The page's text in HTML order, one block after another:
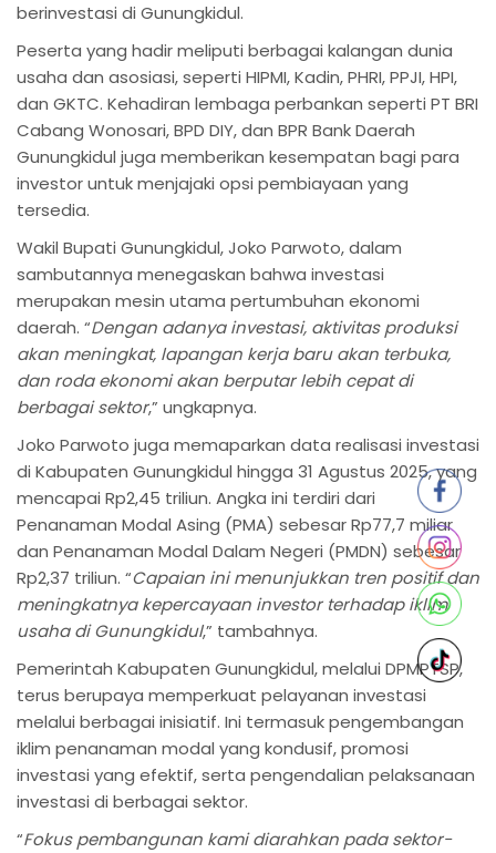
berinvestasi di Gunungkidul.
Peserta yang hadir meliputi berbagai kalangan dunia
usaha dan asosiasi, seperti HIPMI, Kadin, PHRI, PPJI, HPI,
dan GKTC. Kehadiran lembaga perbankan seperti PT BRI
Cabang Wonosari, BPD DIY, dan BPR Bank Daerah
Gunungkidul juga memberikan kesempatan bagi para
investor untuk menjajaki opsi pembiayaan yang
tersedia.
Wakil Bupati Gunungkidul, Joko Parwoto, dalam
sambutannya menegaskan bahwa investasi
merupakan mesin utama pertumbuhan ekonomi
daerah. “Dengan adanya investasi, aktivitas produksi
akan meningkat, lapangan kerja baru akan terbuka,
dan roda ekonomi akan berputar lebih cepat di
berbagai sektor,” ungkapnya.
Joko Parwoto juga memaparkan data realisasi investasi
di Kabupaten Gunungkidul hingga 31 Agustus 2025, yang
mencapai Rp2,45 triliun. Angka ini terdiri dari
Penanaman Modal Asing (PMA) sebesar Rp77,7 miliar
dan Penanaman Modal Dalam Negeri (PMDN) sebesar
Rp2,37 triliun. “Capaian ini menunjukkan tren positif dan
meningkatnya kepercayaan investor terhadap iklim
usaha di Gunungkidul,” tambahnya.
Pemerintah Kabupaten Gunungkidul, melalui DPMPTSP,
terus berupaya memperkuat pelayanan investasi
melalui berbagai inisiatif. Ini termasuk pengembangan
iklim penanaman modal yang kondusif, promosi
investasi yang efektif, serta pengendalian pelaksanaan
investasi di berbagai sektor.
“Fokus pembangunan kami diarahkan pada sektor-